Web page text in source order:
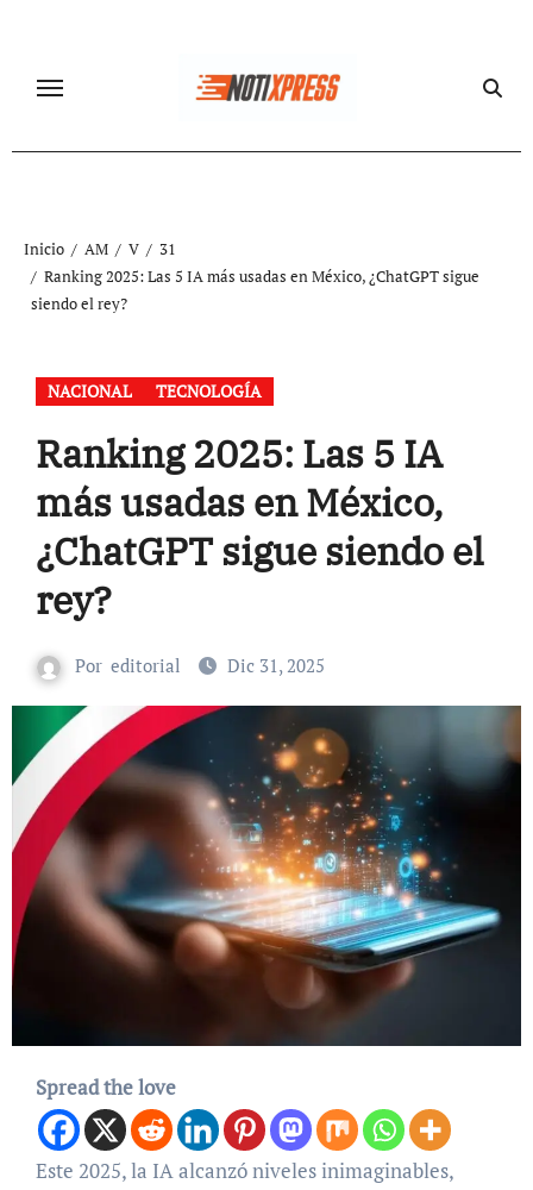
contenido
Inicio AM V
31
Ranking 2025: Las 5 IA más usadas en México, ¿ChatGPT sigue
siendo el rey?
NACIONAL TECNOLOGÍA
Ranking 2025: Las 5 IA
más usadas en México,
¿ChatGPT sigue siendo el
rey?
Por editorial Dic 31, 2025
Spread the love
Este 2025, la IA alcanzó niveles inimaginables,